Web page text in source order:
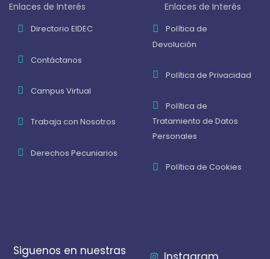
Enlaces de Interés
Directorio EIDEC
Contáctanos
Campus Virtual
Trabaja con Nosotros
Derechos Pecuniarios
Enlaces de Interés
Política de
Devolución
Política de Privacidad
Política de
Tratamiento de Datos
Personales
Política de Cookies
Siguenos en nuestras